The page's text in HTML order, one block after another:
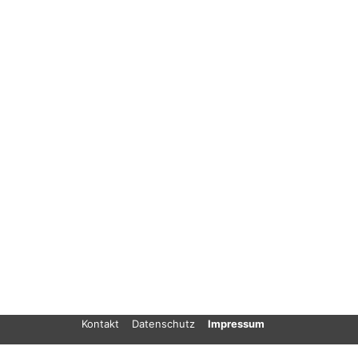
Kontakt Datenschutz Impressum